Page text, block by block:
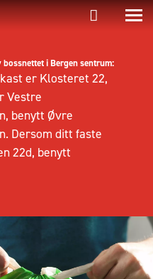
i Bergen sentrum:
er Klosteret 22,
Vestre
benytt Øvre
Dersom ditt faste
22d, benytt